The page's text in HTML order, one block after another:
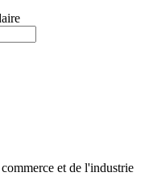
et de l'industrie